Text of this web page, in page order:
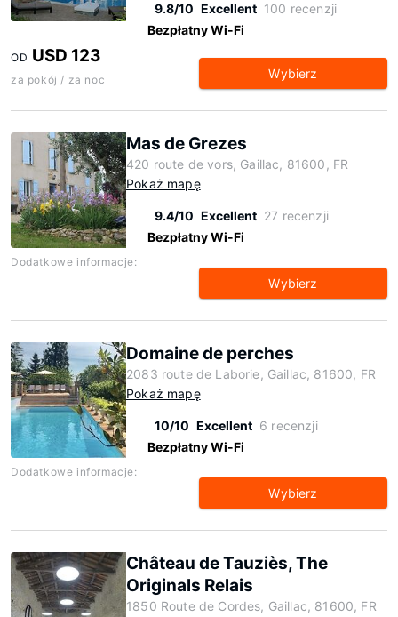
9.8/10 Excellent 100 recenzji
Bezpłatny Wi-Fi
OD USD 123
za pokój / za noc Wybierz
Mas de Grezes
420 route de vors, Gaillac, 81600, FR
Pokaż mapę
9.4/10 Excellent 27 recenzji
Bezpłatny Wi-Fi
Dodatkowe informacje:
Wybierz
Domaine de perches
2083 route de Laborie, Gaillac, 81600, FR
Pokaż mapę
10/10 Excellent 6 recenzji
Bezpłatny Wi-Fi
Dodatkowe informacje:
Wybierz
Château de Tauziès, The
Originals Relais
1850 Route de Cordes, Gaillac, 81600, FR